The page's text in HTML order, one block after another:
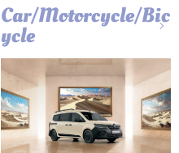
Car/Motorcycle/Bic
ycle